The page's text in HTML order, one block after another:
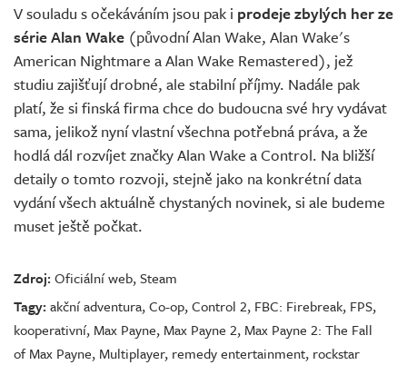
V souladu s očekáváním jsou pak i prodeje zbylých her ze
série Alan Wake (původní Alan Wake, Alan Wake's
American Nightmare a Alan Wake Remastered), jež
studiu zajišťují drobné, ale stabilní příjmy. Nadále pak
platí, že si finská firma chce do budoucna své hry vydávat
sama, jelikož nyní vlastní všechna potřebná práva, a že
hodlá dál rozvíjet značky Alan Wake a Control. Na bližší
detaily o tomto rozvoji, stejně jako na konkrétní data
vydání všech aktuálně chystaných novinek, si ale budeme
muset ještě počkat.
Zdroj:Oficiální web,Steam
Tagy:akční adventura,Co-op,Control 2, FBC: Firebreak, FPS,
kooperativní, Max Payne, Max Payne 2, Max Payne 2: The Fall
of Max Payne, Multiplayer, remedy entertainment, rockstar